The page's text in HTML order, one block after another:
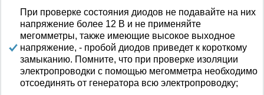
При проверке состояния диодов не подавайте на них
напряжение более 12 В и не применяйте
мегомметры, также имеющие высокое выходное
напряжение, - пробой диодов приведет к короткому
замыканию. Помните, что при проверке изоляции
электропроводки с помощью мегомметра необходимо
отсоединять от генератора всю электропроводку;